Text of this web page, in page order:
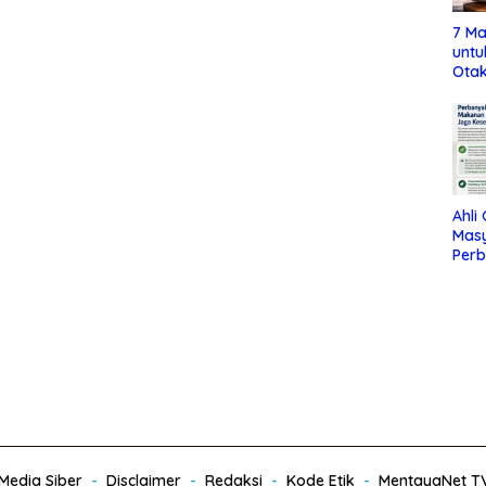
7
Ahli
Siber Disclaimer Redaksi Kode Etik MentayaNet